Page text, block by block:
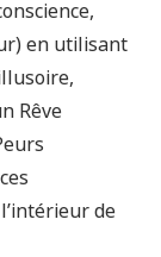
en utilisant
Rêve
de